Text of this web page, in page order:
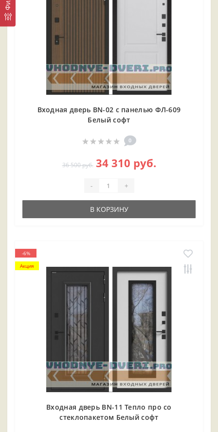
Входная дверь BN-02 с панелью ФЛ-609
Белый софт
0
36 500 руб. 34 310 руб.
- +
В КОРЗИНУ
-6%
Акция
Входная дверь BN-11 Тепло про со
стеклопакетом Белый софт